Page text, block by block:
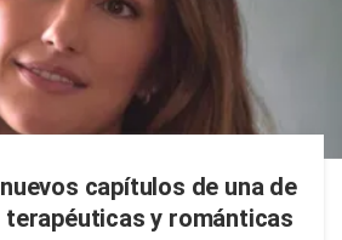
capítulos de una de
terapéuticas y románticas